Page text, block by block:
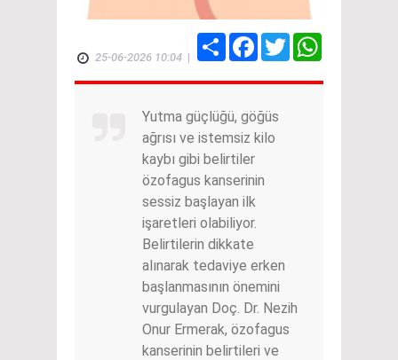
25-06-2026 10:04 |
Share FacebookTwitter
Yutma güçlüğü, göğüs
ağrısı ve istemsiz kilo
kaybı gibi belirtiler
özofagus kanserinin
sessiz başlayan ilk
işaretleri olabiliyor.
Belirtilerin dikkate
alınarak tedaviye erken
başlanmasının önemini
vurgulayan Doç. Dr. Nezih
Onur Ermerak, özofagus
kanserinin belirtileri ve